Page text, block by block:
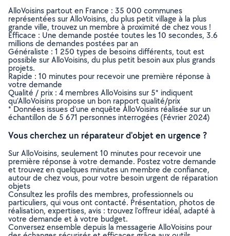
AlloVoisins partout en France : 35 000 communes
représentées sur AlloVoisins, du plus petit village à la plus
grande ville, trouvez un membre à proximité de chez vous !
Efficace : Une demande postée toutes les 10 secondes, 3.6
millions de demandes postées par an
Généraliste : 1 250 types de besoins différents, tout est
possible sur AlloVoisins, du plus petit besoin aux plus grands
projets.
Rapide : 10 minutes pour recevoir une première réponse à
votre demande
Qualité / prix : 4 membres AlloVoisins sur 5* indiquent
qu’AlloVoisins propose un bon rapport qualité/prix
* Données issues d’une enquête AlloVoisins réalisée sur un
échantillon de 5 671 personnes interrogées (Février 2024)
Vous cherchez un réparateur d'objet en urgence ?
Sur AlloVoisins, seulement 10 minutes pour recevoir une
première réponse à votre demande. Postez votre demande
et trouvez en quelques minutes un membre de confiance,
autour de chez vous, pour votre besoin urgent de réparation
objets
Consultez les profils des membres, professionnels ou
particuliers, qui vous ont contacté. Présentation, photos de
réalisation, expertises, avis : trouvez l'offreur idéal, adapté à
votre demande et à votre budget.
Conversez ensemble depuis la messagerie AlloVoisins pour